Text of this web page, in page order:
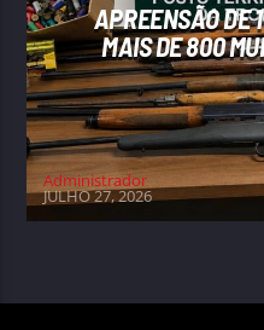
APREENSÃO DE
MAIS DE 800
Administrador
JULHO 27, 2026